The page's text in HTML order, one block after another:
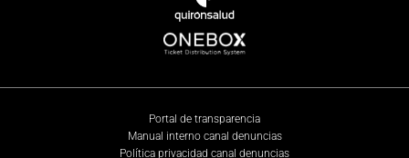
Portal de transparencia
Manual interno canal denuncias
Política privacidad canal denuncias